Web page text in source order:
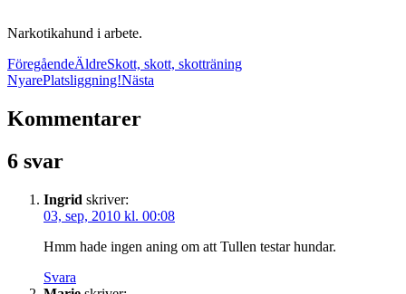
Narkotikahund i arbete.
FöregåendeÄldreSkott, skott, skotträning
NyarePlatsliggning!Nästa
Kommentarer
6 svar
Ingrid skriver:
03, sep, 2010 kl. 00:08
Hmm hade ingen aning om att Tullen testar hundar.
Svara